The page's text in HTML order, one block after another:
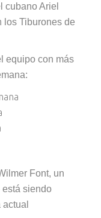
cubano Ariel
los Tiburones de
equipo con más
Font, un
está siendo